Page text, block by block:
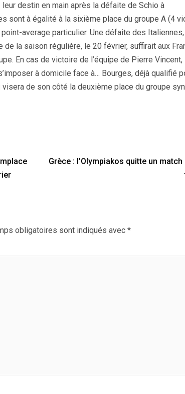
destin en main après la défaite de Schio à
sont à égalité à la sixième place du groupe A (4
average particulier. Une défaite des
de la saison régulière, le 20 février, suffirait aux
En cas de victoire de l’équipe de Pierre Vincent,
à domicile face à… Bourges, déjà qualifié
de son côté la deuxième place du groupe
Grèce : l’Olympiakos quitte un match
obligatoires sont indiqués avec *